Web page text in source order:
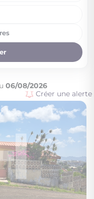
06/08/2026
Créer une alerte